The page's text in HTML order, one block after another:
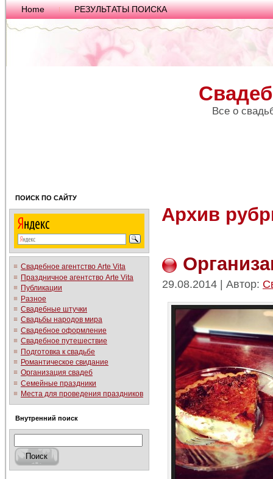
Home РЕЗУЛЬТАТЫ ПОИСКА
Все о
ПОИСК ПО САЙТУ
Свадебное агентство Arte Vita
Праздничное агентство Arte Vita
Публикации
Разное
Свадебные штучки
Свадьбы народов мира
Свадебное оформление
Свадебное путешествие
Подготовка к свадьбе
Романтическое свидание
Организация свадеб
Семейные праздники
Места для проведения праздников
Внутренний поиск
Архив
29.08.2014 | Автор: